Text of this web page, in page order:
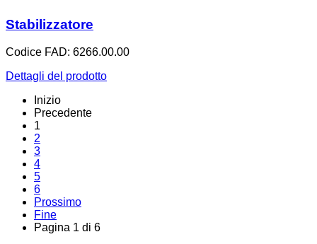
Stabilizzatore
Codice FAD: 6266.00.00
Dettagli del prodotto
Inizio
Precedente
1
2
3
4
5
6
Prossimo
Fine
Pagina 1 di 6